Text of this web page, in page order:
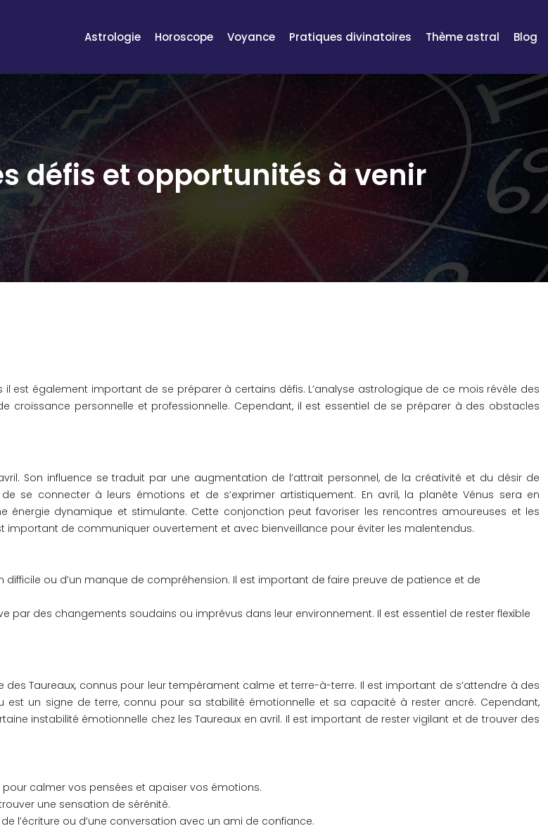
Astrologie Horoscope Voyance Pratiques divinatoires Thème astral Blog
défis et opportunités à venir
est également important de se préparer à certains défis. L’analyse astrologique de ce mois révèle des
croissance personnelle et professionnelle. Cependant, il est essentiel de se préparer à des obstacles
Son influence se traduit par une augmentation de l’attrait personnel, de la créativité et du désir de
se connecter à leurs émotions et de s’exprimer artistiquement. En avril, la planète Vénus sera en
dynamique et stimulante. Cette conjonction peut favoriser les rencontres amoureuses et les
important de communiquer ouvertement et avec bienveillance pour éviter les malentendus.
ou d’un manque de compréhension. Il est important de faire preuve de patience et de
par des changements soudains ou imprévus dans leur environnement. Il est essentiel de rester flexible
Taureaux, connus pour leur tempérament calme et terre-à-terre. Il est important de s’attendre à des
est un signe de terre, connu pour sa stabilité émotionnelle et sa capacité à rester ancré. Cependant,
instabilité émotionnelle chez les Taureaux en avril. Il est important de rester vigilant et de trouver des
calmer vos pensées et apaiser vos émotions.
une sensation de sérénité.
l’écriture ou d’une conversation avec un ami de confiance.